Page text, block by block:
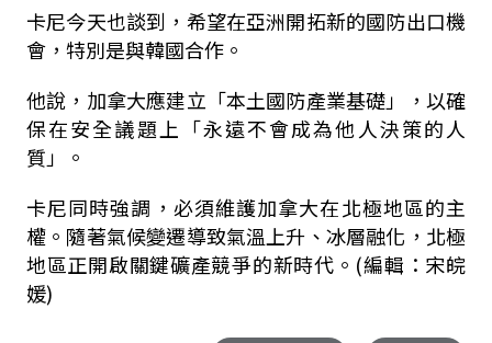
卡尼今天也談到，希望在亞洲開拓新的國防出口機
會，特別是與韓國合作。
他說，加拿大應建立「本土國防產業基礎」，以確
保在安全議題上「永遠不會成為他人決策的人
質」。
卡尼同時強調，必須維護加拿大在北極地區的主
權。隨著氣候變遷導致氣溫上升、冰層融化，北極
地區正開啟關鍵礦產競爭的新時代。(編輯：宋皖
媛)